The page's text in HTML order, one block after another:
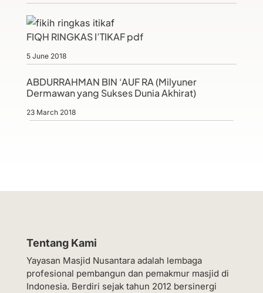
FIQH RINGKAS I’TIKAF pdf
5 June 2018
ABDURRAHMAN BIN ‘AUF RA (Milyuner
Dermawan yang Sukses Dunia Akhirat)
23 March 2018
Tentang Kami
Yayasan Masjid Nusantara adalah lembaga
profesional pembangun dan pemakmur masjid di
Indonesia. Berdiri sejak tahun 2012 bersinergi